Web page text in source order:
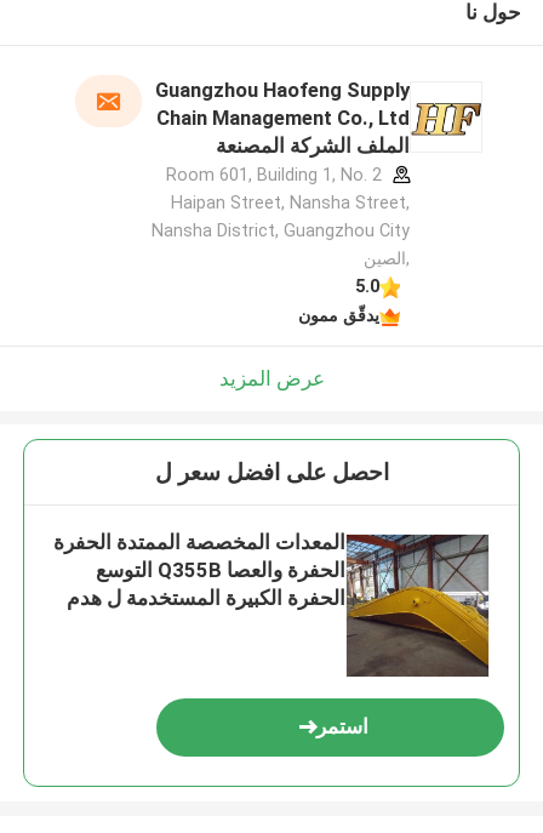
حول نا
Guangzhou Haofeng Supply
Chain Management Co., Ltd
الملف الشركة المصنعة
Room 601, Building 1, No. 2
Haipan Street, Nansha Street,
Nansha District, Guangzhou City
,الصين
5.0
يدقّق ممون
عرض المزيد
احصل على افضل سعر ل
المعدات المخصصة الممتدة الحفرة
الحفرة والعصا Q355B التوسع
الحفرة الكبيرة المستخدمة ل هدم
استمر